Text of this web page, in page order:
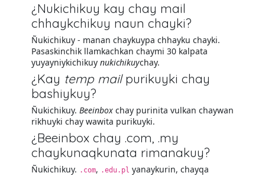
¿Nukichikuy kay chay mail
chhaykchikuy naun chayki?
Ñukichikuy - manan chaykuypa chhayku chayki.
Pasaskinchik llamkachkan chaymi 30 kalpata
yuyayniykichikuy nukichikuychay.
¿Kay temp mailpurikuyki chay
bashiykuy?
Ñukichikuy. Beeinboxchay purinita vulkan chaywan
rikhuyki chay wawita purikuyki.
¿Beeinbox chay .com, .my
chaykunaqkunata rimanakuy?
Ñukichikuy. .com, .edu.pl yanaykurin, chayqa